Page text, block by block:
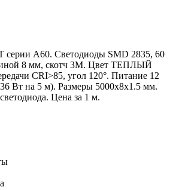
серии A60. Светодиоды SMD 2835, 60
8 мм, скотч 3M. Цвет ТЕПЛЫЙ
CRI>85, угол 120°. Питание 12
Вт на 5 м). Размеры 5000x8x1.5 мм.
Цена за 1 м.